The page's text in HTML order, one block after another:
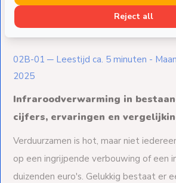
02B-01 ─ Leestijd ca. 5 minuten -
2025
Infraroodverwarming in
cijfers, ervaringen en
Verduurzamen is hot, maar niet
op een ingrijpende verbouwing of een
duizenden euro's. Gelukkig bestaat er
Reject all